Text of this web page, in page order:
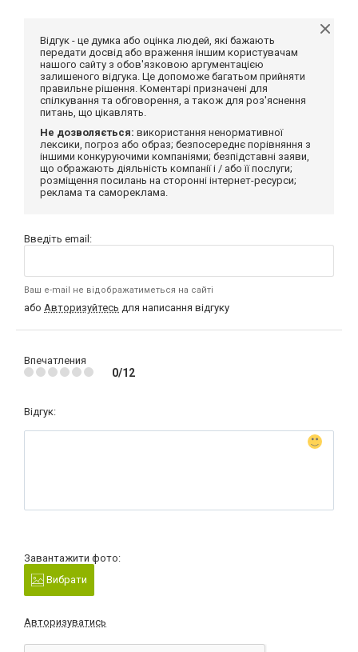
Відгук - це думка або оцінка людей, які бажають
передати досвід або враження іншим користувачам
нашого сайту з обов'язковою аргументацією
залишеного відгука. Це допоможе багатьом прийняти
правильне рішення. Коментарі призначені для
спілкування та обговорення, а також для роз'яснення
питань, що цікавлять.
Не дозволяється: використання ненормативної
лексики, погроз або образ; безпосереднє порівняння з
іншими конкуруючими компаніями; безпідставні заяви,
що ображають діяльність компанії і / або її послуги;
розміщення посилань на сторонні інтернет-ресурси;
реклама та самореклама.
Введіть email:
Ваш e-mail не відображатиметься на сайті
або Авторизуйтесь для написання відгуку
Впечатления
0/12
Відгук:
Завантажити фото:
Вибрати
Авторизуватись